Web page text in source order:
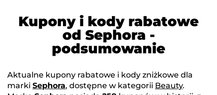
Kupony i kody rabatowe
od Sephora -
podsumowanie
Aktualne kupony rabatowe i kody zniżkowe dla
marki Sephora, dostępne w kategorii Beauty.